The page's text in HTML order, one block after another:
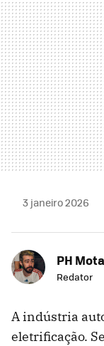
3 janeiro 2026
PH Mota
Redator
A indústria
eletrificação.